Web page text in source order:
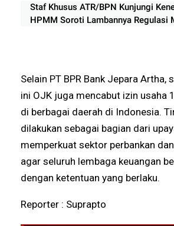
Staf Khusus ATR/BPN Kunjungi
HPMM Soroti Lambannya Regulasi
Selain PT BPR Bank Jepara Artha,
ini OJK juga mencabut izin usaha
di berbagai daerah di Indonesia.
dilakukan sebagai bagian dari
memperkuat sektor perbankan
agar seluruh lembaga keuangan
dengan ketentuan yang berlaku.
Reporter : Suprapto